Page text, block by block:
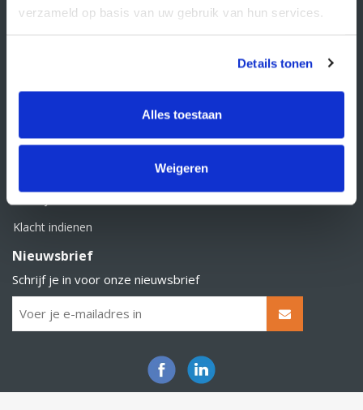
verzameld op basis van uw gebruik van hun services.
Details tonen
Alles toestaan
Weigeren
Retourbeleid
Klacht indienen
Nieuwsbrief
Schrijf je in voor onze nieuwsbrief